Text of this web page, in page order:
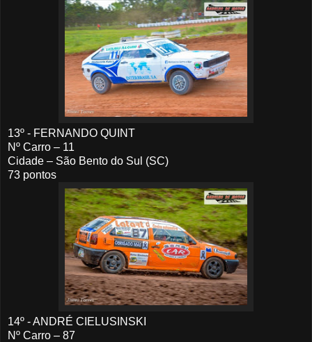
13º - FERNANDO QUINT
Nº Carro – 11
Cidade – São Bento do Sul (SC)
73 pontos
14º - ANDRÉ CIELUSINSKI
Nº Carro – 87